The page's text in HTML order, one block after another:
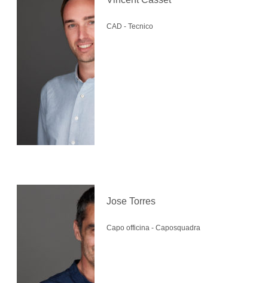
CAD - Tecnico
Jose Torres
Capo officina - Caposquadra